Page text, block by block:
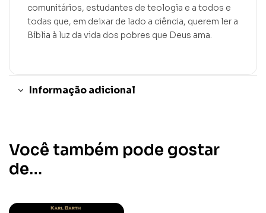
comunitários, estudantes de teologia e a todos e
todas que, em deixar de lado a ciência, querem ler a
Bíblia à luz da vida dos pobres que Deus ama.
Informação adicional
Você também pode gostar
de…